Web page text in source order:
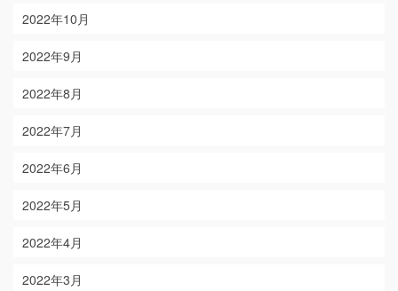
2022年10月
2022年9月
2022年8月
2022年7月
2022年6月
2022年5月
2022年4月
2022年3月